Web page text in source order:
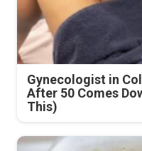
Gynecologist in
After 50 Comes
This)